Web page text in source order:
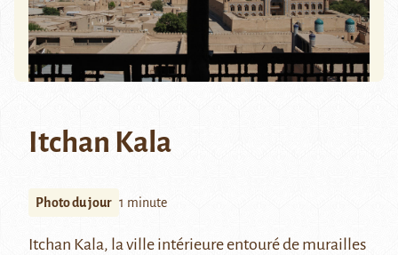
Itchan Kala
Photo du jour 1 minute
Itchan Kala, la ville intérieure entouré de murailles